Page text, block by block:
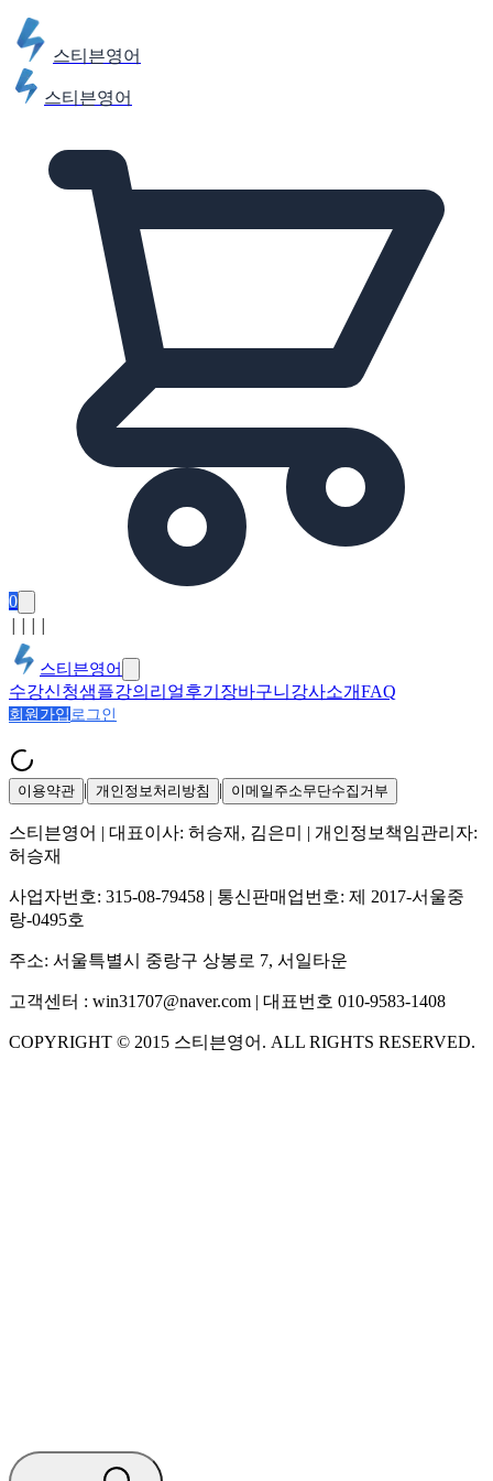
스티븐영어
스티븐영어
0
스티븐영어
수강신청샘플강의 리얼후기 장바구니 강사소개FAQ
회원가입 로그인
이용약관 | 개인정보처리방침 | 이메일주소무단수집거부
스티븐영어 | 대표이사: 허승재, 김은미
| 개인정보책임관리자:
허승재
사업자번호: 315-08-79458 | 통신판매업번호: 제 2017-서울중
랑-0495호
주소: 서울특별시 중랑구 상봉로 7, 서일타운
고객센터 : win31707@naver.com | 대표번호 010-9583-1408
COPYRIGHT © 2015 스티븐영어 . ALL RIGHTS RESERVED.